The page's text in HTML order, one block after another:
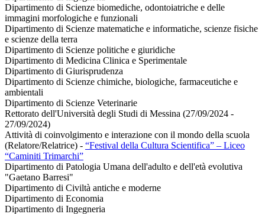
Dipartimento di Scienze biomediche, odontoiatriche e delle
immagini morfologiche e funzionali
Dipartimento di Scienze matematiche e informatiche, scienze fisiche
e scienze della terra
Dipartimento di Scienze politiche e giuridiche
Dipartimento di Medicina Clinica e Sperimentale
Dipartimento di Giurisprudenza
Dipartimento di Scienze chimiche, biologiche, farmaceutiche e
ambientali
Dipartimento di Scienze Veterinarie
Rettorato dell'Università degli Studi di Messina (27/09/2024 -
27/09/2024)
Attività di coinvolgimento e interazione con il mondo della scuola
(Relatore/Relatrice) - “Festival della Cultura Scientifica” – Liceo
“Caminiti Trimarchi”
Dipartimento di Patologia Umana dell'adulto e dell'età evolutiva
"Gaetano Barresi"
Dipartimento di Civiltà antiche e moderne
Dipartimento di Economia
Dipartimento di Ingegneria